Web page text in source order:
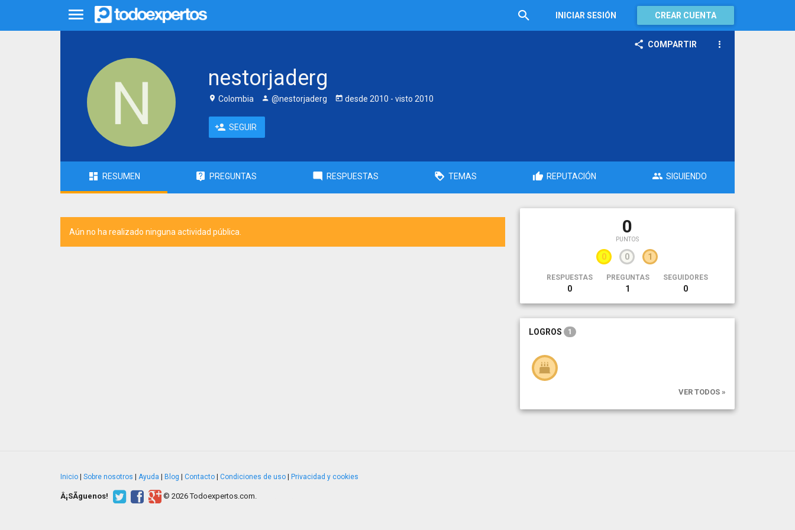
INICIAR SESIÓN CREAR CUENTA
COMPARTIR
nestorjaderg
Colombia @nestorjaderg desde 2010 - visto 2010
SEGUIR
RESUMEN PREGUNTAS RESPUESTAS TEMAS REPUTACIÓN SIGUIENDO
Aún no ha realizado ninguna actividad pública. 0
PUNTOS
0 0 1
RESPUESTAS
0
PREGUNTAS
1
SEGUIDORES
0
LOGROS 1
VER TODOS »
Inicio Sobre nosotros Ayuda Blog Contacto Condiciones de uso Privacidad y cookies
Â¡SÃ­guenos! © 2026 Todoexpertos.com.